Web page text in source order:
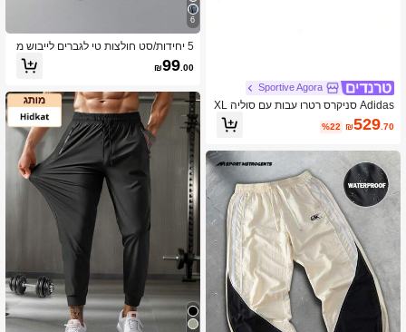
Sportive Agora
Adidas סניקרס רטרו עבות עם סוליה XL
₪529.70
%22
6
5 יחידות/סט חולצות טי לגברים לייבוש מ
היר לריצה, חולצות טי נושמות לטיולים ודי
יג, חולצות טי רכות וגמישות לספורט חיצו
₪99.00